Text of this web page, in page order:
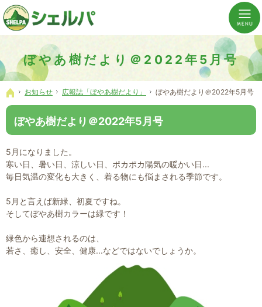
ぼやあ樹だより＠2022年5月号
介護の「通い・泊まり・訪問」から必要なものだけをご提供。介護のことならシェルパへ。
横浜市神奈川区 事業所数No,1の小規模多機能型居宅介護ぼやあ樹
ホーム
お知らせ 広報誌「ぼやあ樹だより」 ぼやあ樹だより＠2022年5月号
ぼやあ樹だより＠2022年5月号
5月になりました。
寒い日、暑い日、涼しい日、ポカポカ陽気の暖かい日...
毎日気温の変化も大きく、着る物にも悩まされる季節です。
5月と言えば新緑、初夏ですね。
そしてぼやあ樹カラーは緑です！
緑色から連想されるのは、
若さ、癒し、安全、健康...などではないでしょうか。